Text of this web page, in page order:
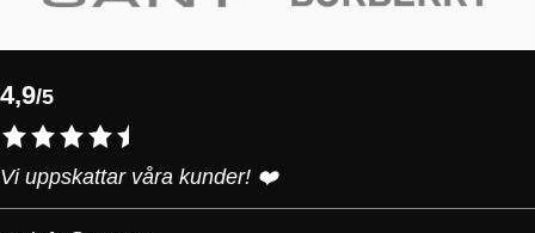
4,9/5
Vi uppskattar våra kunder! ❤️